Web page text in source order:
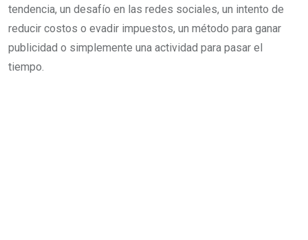
tendencia, un desafío en las redes sociales, un intento de
reducir costos o evadir impuestos, un método para ganar
publicidad o simplemente una actividad para pasar el
tiempo.